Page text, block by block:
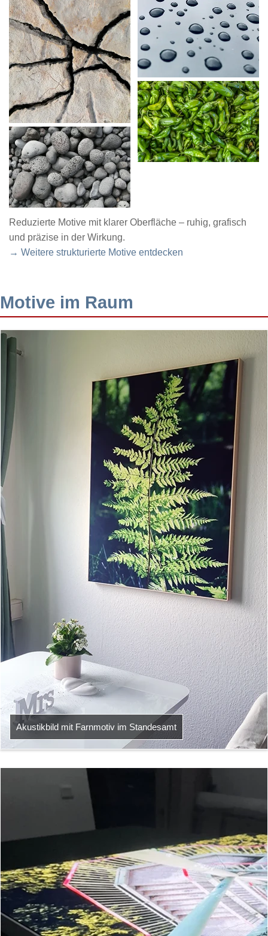
Reduzierte Motive mit klarer Oberfläche – ruhig, grafisch
und präzise in der Wirkung.
→ Weitere strukturierte Motive entdecken
Motive im Raum
Akustikbild mit Farnmotiv im Standesamt